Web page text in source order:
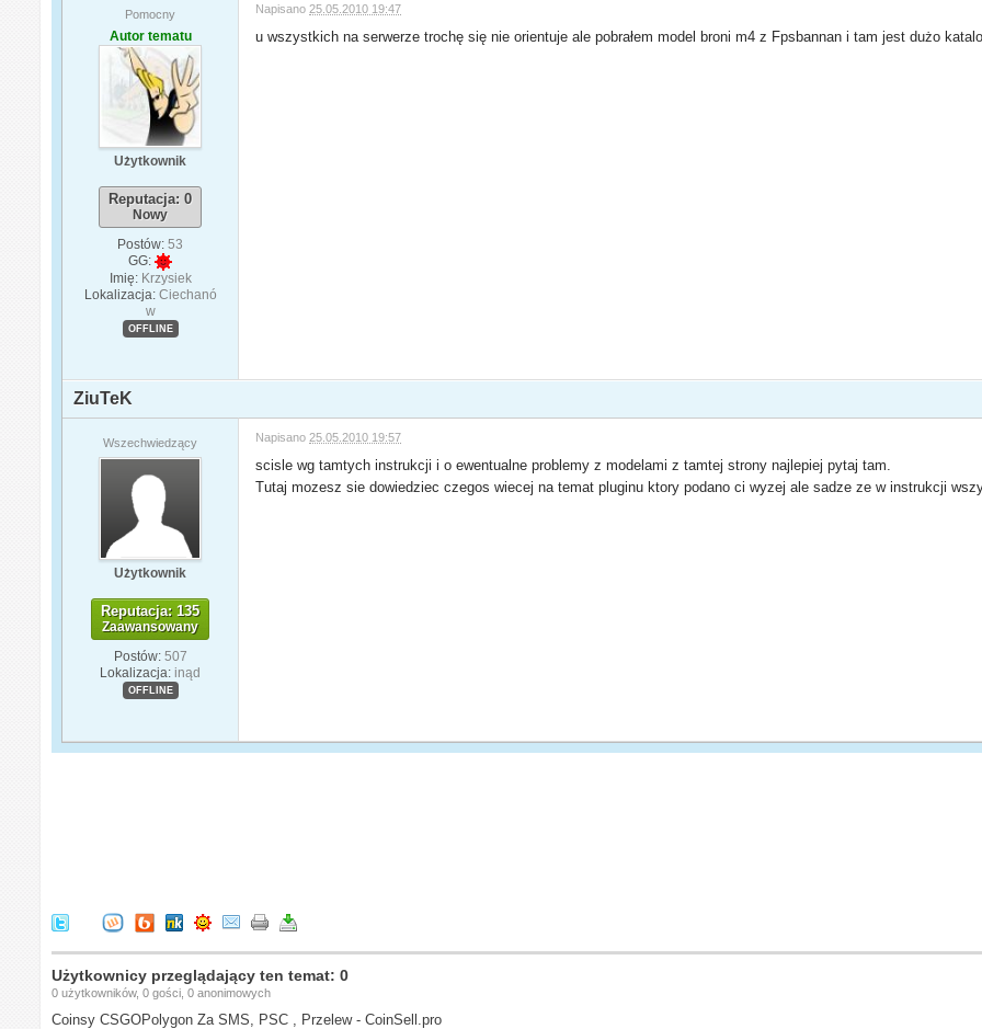
Pomocny
Autor tematu
Użytkownik
Reputacja: 0
Nowy
Postów: 53
GG:
Imię: Krzysiek
Lokalizacja: Ciechanó
w
OFFLINE
Napisano 25.05.2010 19:47
u wszystkich na serwerze trochę się nie orientuje ale pobrałem model broni m4 z Fpsbannan i tam jest dużo
ZiuTeK
Wszechwiedzący
Użytkownik
Reputacja: 135
Zaawansowany
Postów: 507
Lokalizacja: inąd
OFFLINE
Napisano 25.05.2010 19:57
scisle wg tamtych instrukcji i o ewentualne problemy z modelami z tamtej strony najlepiej pytaj tam.
Tutaj mozesz sie dowiedziec czegos wiecej na temat pluginu ktory podano ci wyzej ale sadze ze w instrukcji
Użytkownicy przeglądający ten temat: 0
0 użytkowników, 0 gości, 0 anonimowych
Coinsy CSGOPolygon Za SMS, PSC , Przelew - CoinSell.pro